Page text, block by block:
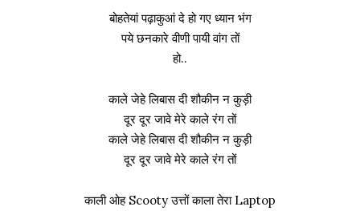
बोहतेयां पढ़ाकुआं दे हो गए ध्यान भंग
पये छनकारे वीणी पायी वांग तों
हो..
काले जेहे लिबास दी शौकीन न कुड़ी
दूर दूर जावे मेरे काले रंग तों
काले जेहे लिबास दी शौकीन न कुड़ी
दूर दूर जावे मेरे काले रंग तों
काली ओह Scooty उत्तों काला तेरा Laptop